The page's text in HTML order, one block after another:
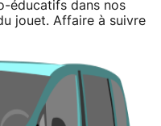
éducatifs dans nos
jouet. Affaire à suivre